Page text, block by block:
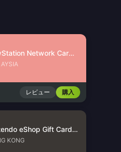
PlayStation Network Card (MY)
レビュー 購入
Nintendo eShop Gift Card (HK)
KONG